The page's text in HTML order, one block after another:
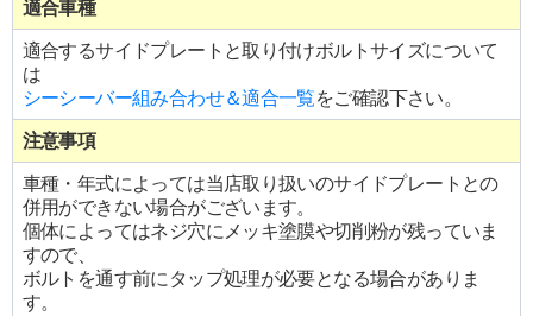
適合車種
適合するサイドプレートと取り付けボルトサイズについて
は
シーシーバー組み合わせ＆適合一覧をご確認下さい。
注意事項
車種・年式によっては当店取り扱いのサイドプレートとの
併用ができない場合がございます。
個体によってはネジ穴にメッキ塗膜や切削粉が残っていま
すので、
ボルトを通す前にタップ処理が必要となる場合がありま
す。